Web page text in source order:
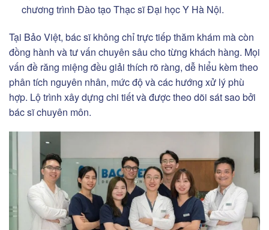
chương trình Đào tạo Thạc sĩ Đại học Y Hà Nội.
Tại Bảo Việt, bác sĩ không chỉ trực tiếp thăm khám mà còn
đồng hành và tư vấn chuyên sâu cho từng khách hàng. Mọi
vấn đề răng miệng đều giải thích rõ ràng, dễ hiểu kèm theo
phân tích nguyên nhân, mức độ và các hướng xử lý phù
hợp. Lộ trình xây dựng chi tiết và được theo dõi sát sao bởi
bác sĩ chuyên môn.